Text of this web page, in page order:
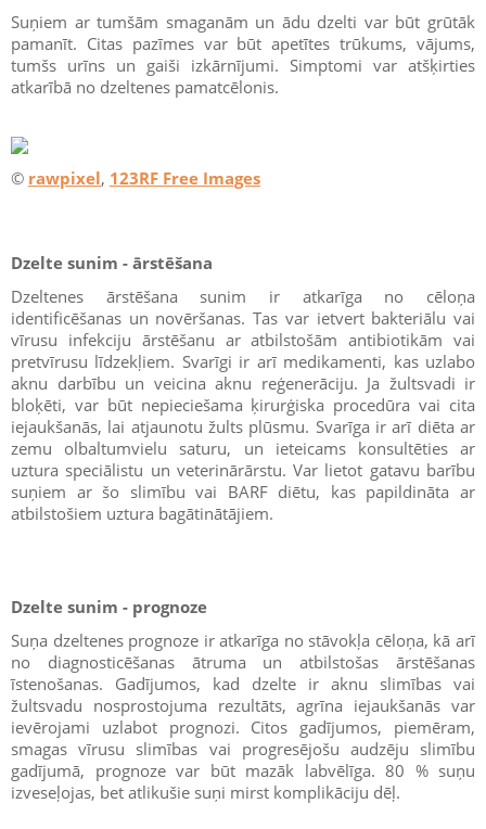
Suņiem ar tumšām smaganām un ādu dzelti var būt grūtāk
pamanīt. Citas pazīmes var būt apetītes trūkums, vājums,
tumšs urīns un gaiši izkārnījumi. Simptomi var atšķirties
atkarībā no dzeltenes pamatcēlonis.
© rawpixel, 123RF Free Images
Dzelte sunim - ārstēšana
Dzeltenes ārstēšana sunim ir atkarīga no cēloņa
identificēšanas un novēršanas. Tas var ietvert bakteriālu vai
vīrusu infekciju ārstēšanu ar atbilstošām antibiotikām vai
pretvīrusu līdzekļiem. Svarīgi ir arī medikamenti, kas uzlabo
aknu darbību un veicina aknu reģenerāciju. Ja žultsvadi ir
bloķēti, var būt nepieciešama ķirurģiska procedūra vai cita
iejaukšanās, lai atjaunotu žults plūsmu. Svarīga ir arī diēta ar
zemu olbaltumvielu saturu, un ieteicams konsultēties ar
uztura speciālistu un veterinārārstu. Var lietot gatavu barību
suņiem ar šo slimību vai BARF diētu, kas papildināta ar
atbilstošiem uztura bagātinātājiem.
Dzelte sunim - prognoze
Suņa dzeltenes prognoze ir atkarīga no stāvokļa cēloņa, kā arī
no diagnosticēšanas ātruma un atbilstošas ārstēšanas
īstenošanas. Gadījumos, kad dzelte ir aknu slimības vai
žultsvadu nosprostojuma rezultāts, agrīna iejaukšanās var
ievērojami uzlabot prognozi. Citos gadījumos, piemēram,
smagas vīrusu slimības vai progresējošu audzēju slimību
gadījumā, prognoze var būt mazāk labvēlīga. 80 % suņu
izveseļojas, bet atlikušie suņi mirst komplikāciju dēļ.